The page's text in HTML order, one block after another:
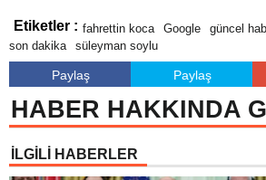
Etiketler : fahrettin koca Google güncel
son dakika
süleyman soylu
Paylaş Paylaş
HABER HAKKINDA
İLGİLİ HABERLER